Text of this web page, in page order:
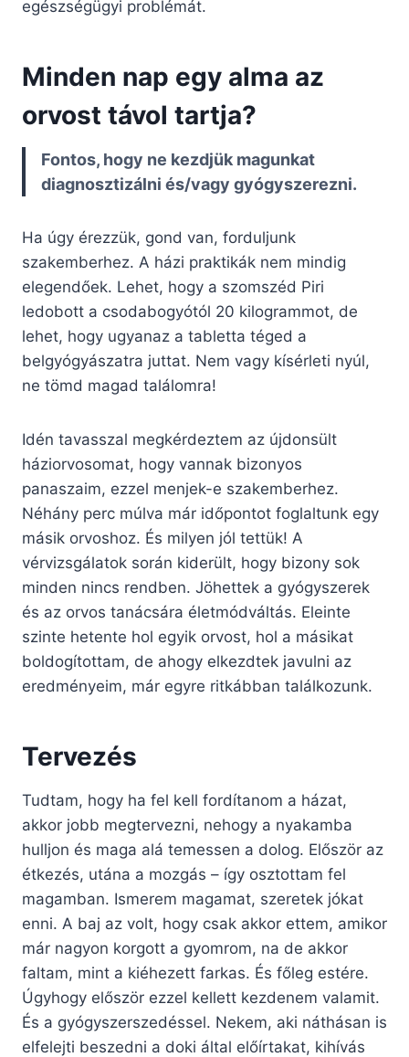
egészségügyi problémát.
Minden nap egy alma az
orvost távol tartja?
Fontos, hogy ne kezdjük magunkat
diagnosztizálni és/vagy gyógyszerezni.
Ha úgy érezzük, gond van, forduljunk
szakemberhez. A házi praktikák nem mindig
elegendőek. Lehet, hogy a szomszéd Piri
ledobott a csodabogyótól 20 kilogrammot, de
lehet, hogy ugyanaz a tabletta téged a
belgyógyászatra juttat. Nem vagy kísérleti nyúl,
ne tömd magad találomra!
Idén tavasszal megkérdeztem az újdonsült
háziorvosomat, hogy vannak bizonyos
panaszaim, ezzel menjek-e szakemberhez.
Néhány perc múlva már időpontot foglaltunk egy
másik orvoshoz. És milyen jól tettük! A
vérvizsgálatok során kiderült, hogy bizony sok
minden nincs rendben. Jöhettek a gyógyszerek
és az orvos tanácsára életmódváltás. Eleinte
szinte hetente hol egyik orvost, hol a másikat
boldogítottam, de ahogy elkezdtek javulni az
eredményeim, már egyre ritkábban találkozunk.
Tervezés
Tudtam, hogy ha fel kell fordítanom a házat,
akkor jobb megtervezni, nehogy a nyakamba
hulljon és maga alá temessen a dolog. Először az
étkezés, utána a mozgás – így osztottam fel
magamban. Ismerem magamat, szeretek jókat
enni. A baj az volt, hogy csak akkor ettem, amikor
már nagyon korgott a gyomrom, na de akkor
faltam, mint a kiéhezett farkas. És főleg estére.
Úgyhogy először ezzel kellett kezdenem valamit.
És a gyógyszerszedéssel. Nekem, aki náthásan is
elfelejti beszedni a doki által előírtakat, kihívás